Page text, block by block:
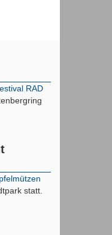
RAD
statt.